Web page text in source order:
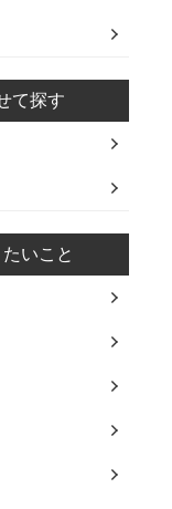
て探す
いこと